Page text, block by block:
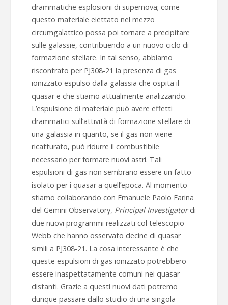
drammatiche esplosioni di supernova; come
questo materiale eiettato nel mezzo
circumgalattico possa poi tornare a precipitare
sulle galassie, contribuendo a un nuovo ciclo di
formazione stellare. In tal senso, abbiamo
riscontrato per PJ308-21 la presenza di gas
ionizzato espulso dalla galassia che ospita il
quasar e che stiamo attualmente analizzando.
L’espulsione di materiale può avere effetti
drammatici sull’attività di formazione stellare di
una galassia in quanto, se il gas non viene
ricatturato, può ridurre il combustibile
necessario per formare nuovi astri. Tali
espulsioni di gas non sembrano essere un fatto
isolato per i quasar a quell’epoca. Al momento
stiamo collaborando con Emanuele Paolo Farina
del Gemini Observatory, Principal Investigatordi
due nuovi programmi realizzati col telescopio
Webb che hanno osservato decine di quasar
simili a PJ308-21. La cosa interessante è che
queste espulsioni di gas ionizzato potrebbero
essere inaspettatamente comuni nei quasar
distanti. Grazie a questi nuovi dati potremo
dunque passare dallo studio di una singola